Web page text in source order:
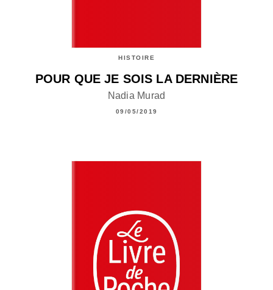
HISTOIRE
POUR QUE JE SOIS LA DERNIÈRE
Nadia Murad
09/05/2019